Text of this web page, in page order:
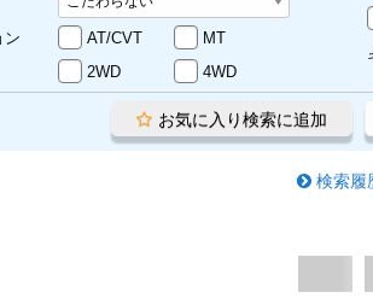
ン AT/CVT
MT
2WD 4WD
お気に入り検索に追加
検索履